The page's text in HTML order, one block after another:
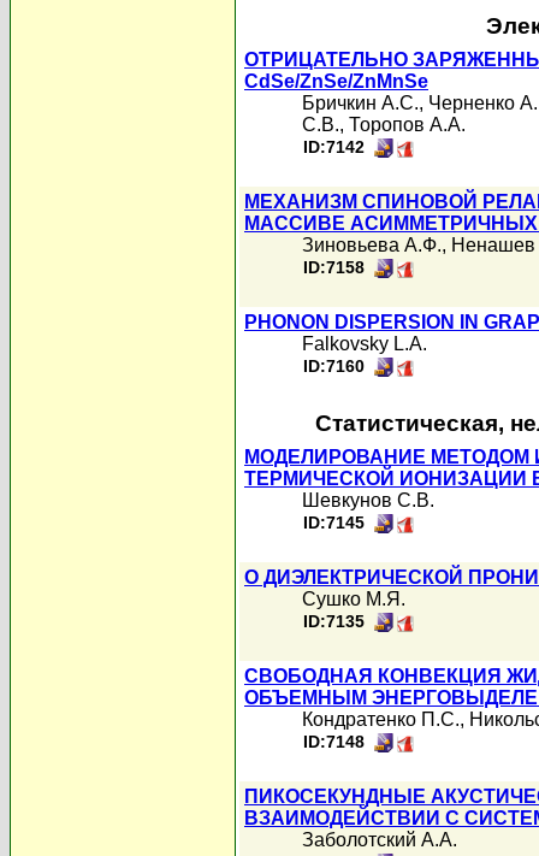
ОТРИЦАТЕЛЬНО
CdSe/ZnSe/ZnMnSe
Бричкин А.С., Черненко
С.В., Торопов А.А.
ID:7142
МЕХАНИЗМ СПИНОВОЙ
МАССИВЕ
Зиновьева А.Ф.,
ID:7158
PHONON DISPERSION IN
Falkovsky L.A.
ID:7160
Статистическая,
МОДЕЛИРОВАНИЕ МЕТОДОМ
ТЕРМИЧЕСКОЙ ИОНИЗАЦИИ
Шевкунов С.В.
ID:7145
О ДИЭЛЕКТРИЧЕСКОЙ
Сушко М.Я.
ID:7135
СВОБОДНАЯ КОНВЕКЦИЯ
ОБЪЕМНЫМ
Кондратенко П.С.,
ID:7148
ПИКОСЕКУНДНЫЕ
ВЗАИМОДЕЙСТВИИ С
Заболотский А.А.